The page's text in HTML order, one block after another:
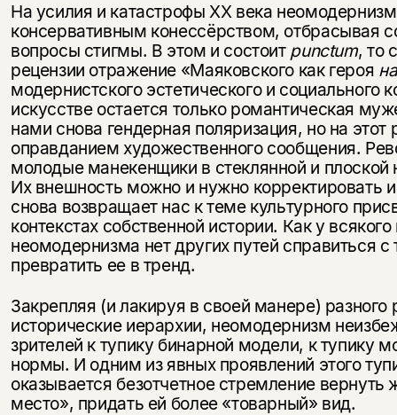
На усилия и катастрофы XX века
консервативным конессёрством, отбрасывая
вопросы стигмы. В этом и состоит punctum, то
рецензии отражение «Маяковского как героя
модернистского эстетического и социального
искусстве остается только романтическая
нами снова гендерная поляризация, но на этот
оправданием художественного сообщения.
молодые манекенщики в стеклянной и плоской
Их внешность можно и нужно корректировать и
снова возвращает нас к теме культурного
контекстах собственной истории. Как у
неомодернизма нет других путей справиться
превратить ее в тренд.
Закрепляя (и лакируя в своей манере) разного
исторические иерархии, неомодернизм
зрителей к тупику бинарной модели, к тупику
нормы. И одним из явных проявлений этого
оказывается безотчетное стремление
место», придать ей более «товарный» вид.